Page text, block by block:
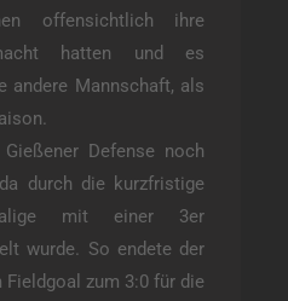
offensichtlich ihre
hatten und es
andere Mannschaft, als
Defense noch
durch die kurzfristige
mit einer 3er
wurde. So endete der
zum 3:0 für die